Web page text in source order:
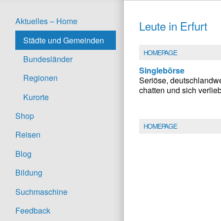
Aktuelles – Home
Städte und Gemeinden
Bundesländer
Regionen
Kurorte
Shop
Reisen
Blog
Bildung
Suchmaschine
Feedback
Leute in Erfurt
HOMEPAGE
Singlebörse
Seriöse,
chatten und sich
HOMEPAGE